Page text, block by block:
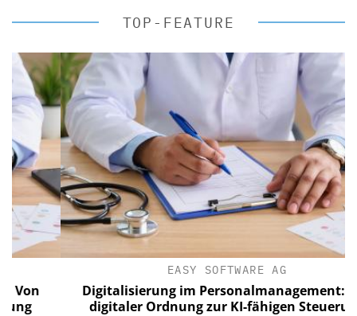
TOP-FEATURE
EASY SOFTWARE AG
Digitalisierung im Personalmanagement: Von
digitaler Ordnung zur KI-fähigen Steuerung